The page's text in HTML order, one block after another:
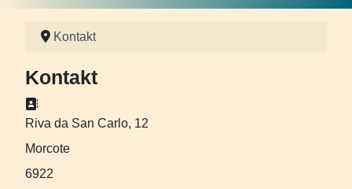
Kontakt
Kontakt
Adresse:
Riva da San Carlo, 12
Morcote
6922